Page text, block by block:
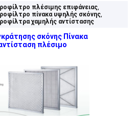
πλέσιμης επιφάνειας,
πίνακα υψηλής σκόνης,
χαμηλής αντίστασης
σκόνης Πίνακα
πλέσιμο